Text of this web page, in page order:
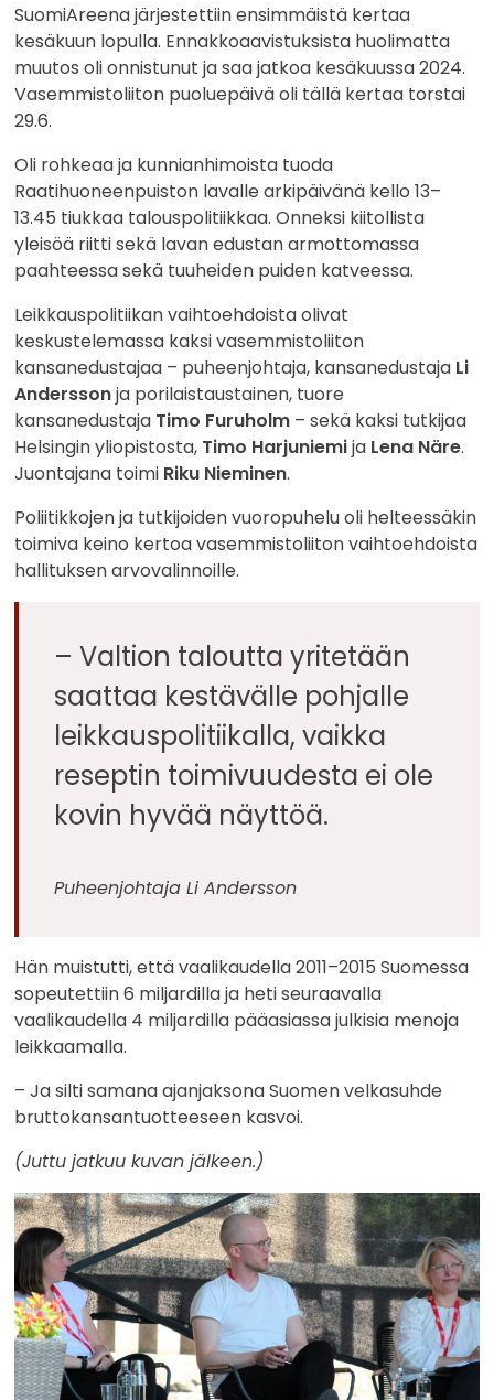
SuomiAreena järjestettiin ensimmäistä kertaa
kesäkuun lopulla. Ennakkoaavistuksista huolimatta
muutos oli onnistunut ja saa jatkoa kesäkuussa 2024.
Vasemmistoliiton puoluepäivä oli tällä kertaa torstai
29.6.
Oli rohkeaa ja kunnianhimoista tuoda
Raatihuoneenpuiston lavalle arkipäivänä kello 13–
13.45 tiukkaa talouspolitiikkaa. Onneksi kiitollista
yleisöä riitti sekä lavan edustan armottomassa
paahteessa sekä tuuheiden puiden katveessa.
Leikkauspolitiikan vaihtoehdoista olivat
keskustelemassa kaksi vasemmistoliiton
kansanedustajaa – puheenjohtaja, kansanedustaja Li
Anderssonja porilaistaustainen, tuore
kansanedustaja Timo Furuholm – sekä kaksi tutkijaa
Helsingin yliopistosta, Timo Harjuniemija Lena Näre.
Juontajana toimi Riku Nieminen.
Poliitikkojen ja tutkijoiden vuoropuhelu oli helteessäkin
toimiva keino kertoa vasemmistoliiton vaihtoehdoista
hallituksen arvovalinnoille.
– Valtion taloutta yritetään
saattaa kestävälle pohjalle
leikkauspolitiikalla, vaikka
reseptin toimivuudesta ei ole
kovin hyvää näyttöä.
Puheenjohtaja Li Andersson
Hän muistutti, että vaalikaudella 2011–2015 Suomessa
sopeutettiin 6 miljardilla ja heti seuraavalla
vaalikaudella 4 miljardilla pääasiassa julkisia menoja
leikkaamalla.
– Ja silti samana ajanjaksona Suomen velkasuhde
bruttokansantuotteeseen kasvoi.
(Juttu jatkuu kuvan jälkeen.)